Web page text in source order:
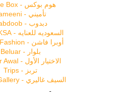
هوم بوكس - Home Box
تأميني - Tameeni
دبدوب - Dabdoob
السعوديه للعنايه - CARE KSA
أوبرا فاشن - Opera Fashion
بلوار - Beluar
الاختيار الأول - Ekhtiar Awal
تربز - Trips
السيف غاليري - Al Saif Gallery